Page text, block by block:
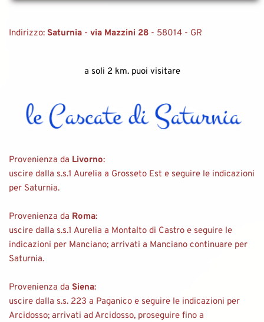
Indirizzo: Saturnia - via Mazzini 28 - 58014 - GR
a soli 2 km. puoi visitare
Provenienza da Livorno:
uscire dalla s.s.1 Aurelia a Grosseto Est e seguire le indicazioni
per Saturnia.
Provenienza da Roma:
uscire dalla s.s.1 Aurelia a Montalto di Castro e seguire le
indicazioni per Manciano; arrivati a Manciano continuare per
Saturnia.
Provenienza da Siena:
uscire dalla s.s. 223 a Paganico e seguire le indicazioni per
Arcidosso; arrivati ad Arcidosso, proseguire fino a